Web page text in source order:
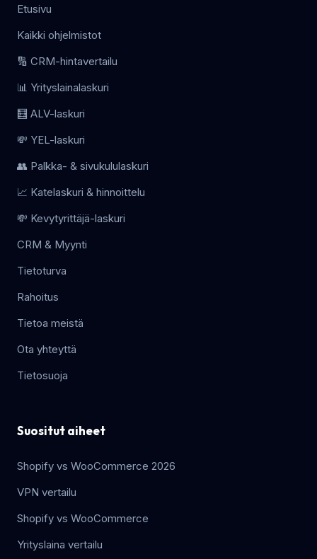
Etusivu
Kaikki ohjelmistot
🔢 CRM-hintavertailu
📊 Yrityslainalaskuri
🧮 ALV-laskuri
💸 YEL-laskuri
👥 Palkka- & sivukululaskuri
📈 Katelaskuri & hinnoittelu
💸 Kevytyrittäjä-laskuri
CRM & Myynti
Tietoturva
Rahoitus
Tietoa meistä
Ota yhteyttä
Tietosuoja
Suositut aiheet
Shopify vs WooCommerce 2026
VPN vertailu
Shopify vs WooCommerce
Yrityslaina vertailu